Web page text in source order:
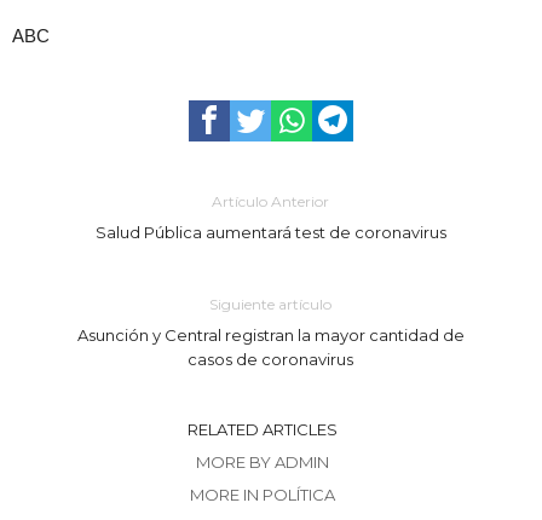
ABC
Artículo Anterior
Salud Pública aumentará test de coronavirus
Siguiente artículo
Asunción y Central registran la mayor cantidad de
casos de coronavirus
RELATED ARTICLES
MORE BY ADMIN
MORE IN POLÍTICA